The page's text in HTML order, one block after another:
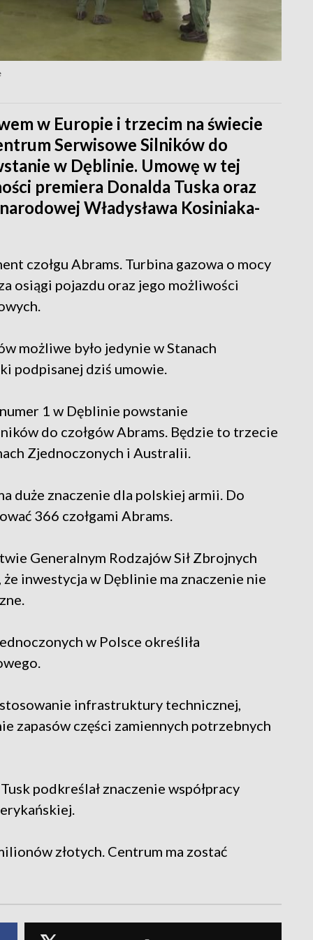
w Europie i trzecim na świecie
Serwisowe Silników do
w Dęblinie. Umowę w tej
premiera Donalda Tuska oraz
Władysława Kosiniaka-
czołgu Abrams. Turbina gazowa o mocy
osiągi pojazdu oraz jego możliwości
możliwe było jedynie w Stanach
podpisanej dziś umowie.
1 w Dęblinie powstanie
do czołgów Abrams. Będzie to trzecie
Zjednoczonych i Australii.
duże znaczenie dla polskiej armii. Do
366 czołgami Abrams.
Generalnym Rodzajów Sił Zbrojnych
inwestycja w Dęblinie ma znaczenie nie
w Polsce określiła
infrastruktury technicznej,
zapasów części zamiennych potrzebnych
podkreślał znaczenie współpracy
złotych. Centrum ma zostać